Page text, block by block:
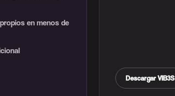
en menos de
Descargar VIB3S